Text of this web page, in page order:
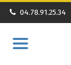
04.78.91.25.34
Aller